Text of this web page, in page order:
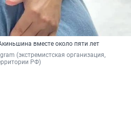
вместе около пяти лет
(экстремистская организация,
РФ)